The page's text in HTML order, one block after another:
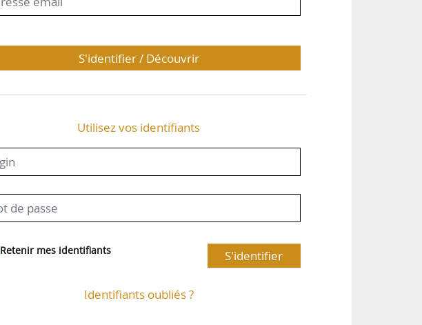
S'identifier / Découvrir
Utilisez vos identifiants
Retenir mes identifiants S'identifier
Identifiants oubliés ?